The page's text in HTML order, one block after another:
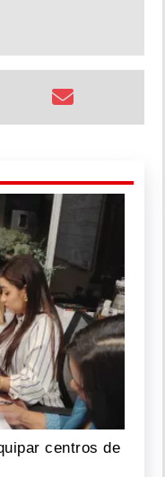
centros de